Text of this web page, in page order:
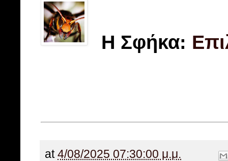
Η Σφήκα:
at 4/08/2025 07:30:00 μ.μ.